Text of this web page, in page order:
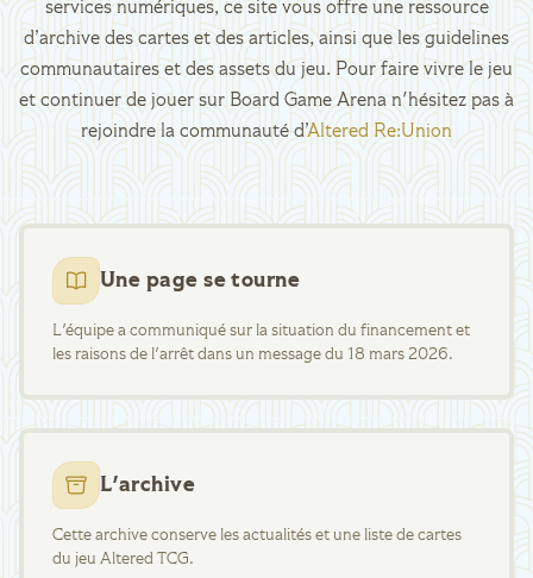
services numériques, ce site vous offre une ressource
d’archive des cartes et des articles, ainsi que les guidelines
communautaires et des assets du jeu. Pour faire vivre le jeu
et continuer de jouer sur Board Game Arena n'hésitez pas à
rejoindre la communauté d’Altered Re:Union
Une page se tourne
L'équipe a communiqué sur la situation du financement et
les raisons de l'arrêt dans un message du 18 mars 2026.
L'archive
Cette archive conserve les actualités et une liste de cartes
du jeu Altered TCG.